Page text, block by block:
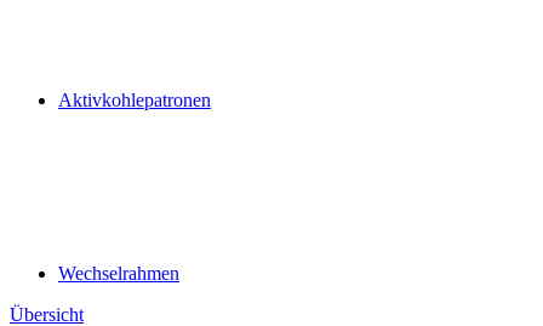
Aktivkohlepatronen
Wechselrahmen
Übersicht